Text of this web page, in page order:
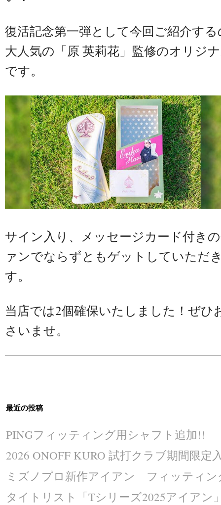
復活記念第一弾として今回ご紹介す
大人気の「原 英莉花」監修のオリジ
です。
サイン入り、メッセージカード付き
ァンでならずともゲットしていただ
す。
当店では2個確保いたしました！ぜひ
さいませ。
最近の投稿
PINGフィッティング用シャフト追加!!
2026 ONOFF KURO 試打クラブ期間限定
ミズノプロ新作アイアン フィッティン
タイトリスト「Tシリーズ2025アイアン